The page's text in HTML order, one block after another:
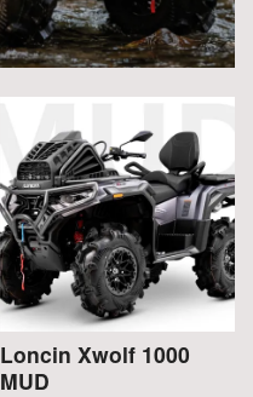
Loncin Xwolf 1000
MUD